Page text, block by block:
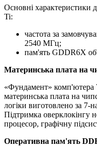
Основні характеристики
Ti:
частота за
2540 МГц;
пам'ять GDDR6X
Материнська плата на
«Фундамент»
материнська плата на
логіки виготовлено за 7-
Підтримка оверклокінгу
процесор, графічну
Оперативна пам'ять